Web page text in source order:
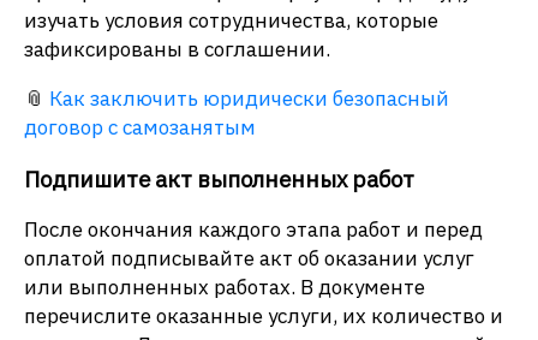
изучать условия сотрудничества, которые
зафиксированы в соглашении. ​
📎 Как заключить юридически безопасный
договор с самозанятым
Подпишите акт выполненных работ
После окончания каждого этапа работ и перед
оплатой подписывайте акт об оказании услуг
или выполненных работах. В документе
перечислите оказанные услуги, их количество и